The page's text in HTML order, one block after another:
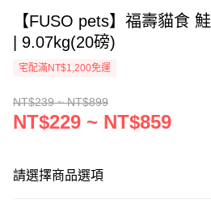
【FUSO pets】福壽貓食
| 9.07kg(20磅)
宅配滿NT$1,200免運
NT$239 ~ NT$899
NT$229 ~ NT$859
請選擇商品選項